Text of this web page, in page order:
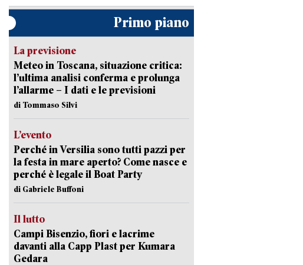
Primo piano
La previsione
Meteo in Toscana, situazione critica:
l’ultima analisi conferma e prolunga
l’allarme – I dati e le previsioni
di Tommaso Silvi
L’evento
Perché in Versilia sono tutti pazzi per
la festa in mare aperto? Come nasce e
perché è legale il Boat Party
di Gabriele Buffoni
Il lutto
Campi Bisenzio, fiori e lacrime
davanti alla Capp Plast per Kumara
Gedara